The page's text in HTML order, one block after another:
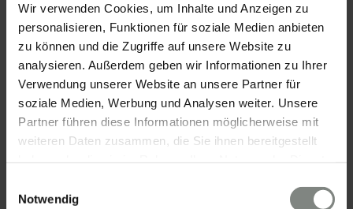
Wir verwenden Cookies, um Inhalte und Anzeigen zu
personalisieren, Funktionen für soziale Medien anbieten
zu können und die Zugriffe auf unsere Website zu
analysieren. Außerdem geben wir Informationen zu Ihrer
Verwendung unserer Website an unsere Partner für
soziale Medien, Werbung und Analysen weiter. Unsere
Partner führen diese Informationen möglicherweise mit
weiteren Daten zusammen, die Sie ihnen bereitgestellt
Cookies, wenn Sie unsere Webseite weiterhin nutzen.
Notwendig
Eschenauer & Partner Immobilien
Immobilienmakler HEIDELBERG
Immobilien Heidelberg
Akademiestraße 1, 69117 Heidelberg
Tel.:06221 - 67 26 077
Mail:info@eschenauer-partner.de
Eschenauer & Partner Immobilien